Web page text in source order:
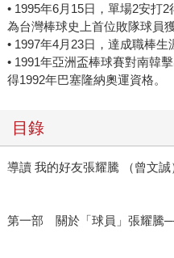
• 1995年6月15日，單場2安打
為台灣棒球史上首位敗隊球員
• 1997年4月23日，達成職棒生
• 1991年亞洲盃棒球賽對南韓
得1992年巴塞隆納奧運資格。
目錄
導讀 我的好友張耀騰 （曾文誠
第一部 關於「球員」張耀騰